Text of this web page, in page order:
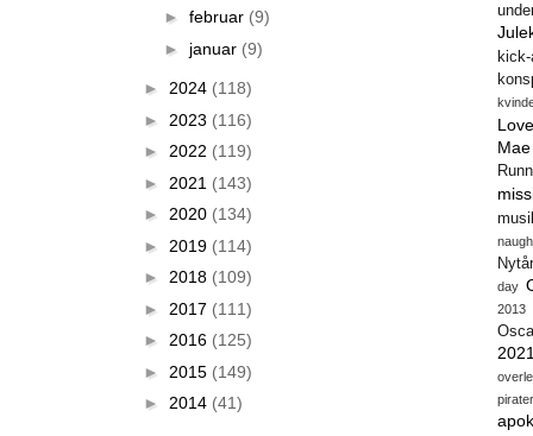
► februar (9)
► januar (9)
► 2024 (118)
► 2023 (116)
► 2022 (119)
► 2021 (143)
► 2020 (134)
► 2019 (114)
► 2018 (109)
► 2017 (111)
► 2016 (125)
► 2015 (149)
► 2014 (41)
Nytår
day
2013
pirater